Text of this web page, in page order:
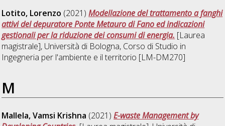
Lotito, Lorenzo (2021)Modellazione del trattamento a fanghi
attivi del depuratore Ponte Metauro di Fano ed indicazioni
gestionali per la riduzione dei consumi di energia. [Laurea
magistrale], Università di Bologna, Corso di Studio in
Ingegneria per l'ambiente e il territorio [LM-DM270]
M
Mallela, Vamsi Krishna (2021)E-waste Management by